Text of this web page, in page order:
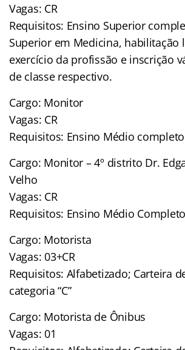
Vagas: CR
Requisitos: Ensino Superior
Superior em Medicina, habilitação
exercício da profissão e inscrição
de classe respectivo.
Cargo: Monitor
Vagas: CR
Requisitos: Ensino Médio completo
Cargo: Monitor – 4º distrito Dr.
Velho
Vagas: CR
Requisitos: Ensino Médio Completo
Cargo: Motorista
Vagas: 03+CR
Requisitos: Alfabetizado; Carteira
categoria “C”
Cargo: Motorista de Ônibus
Vagas: 01